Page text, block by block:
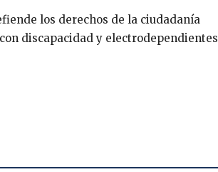
los derechos de la ciudadanía
discapacidad y electrodependientes